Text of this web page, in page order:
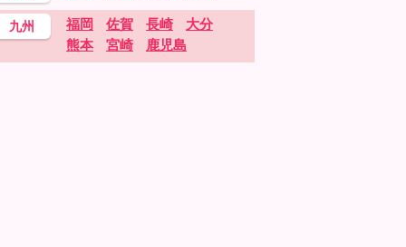
九州 福岡 佐賀 長崎
大分
熊本
宮崎 鹿児島